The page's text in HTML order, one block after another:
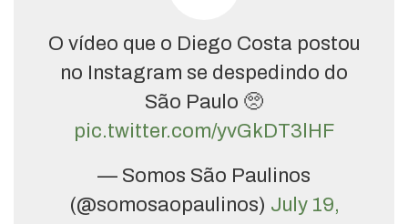
O vídeo que o Diego Costa postou
no Instagram se despedindo do
São Paulo 🥺
pic.twitter.com/yvGkDT3lHF
— Somos São Paulinos
(@somosaopaulinos) July 19,